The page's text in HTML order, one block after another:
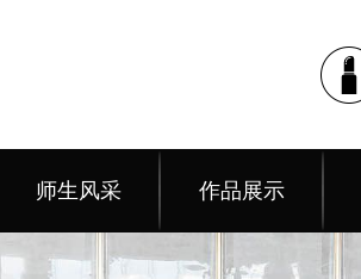
师生风采 作品展示